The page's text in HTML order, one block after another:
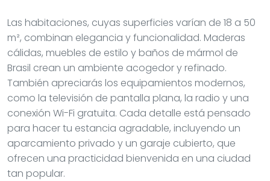
Las habitaciones, cuyas superficies varían de 18 a 50
m², combinan elegancia y funcionalidad. Maderas
cálidas, muebles de estilo y baños de mármol de
Brasil crean un ambiente acogedor y refinado.
También apreciarás los equipamientos modernos,
como la televisión de pantalla plana, la radio y una
conexión Wi-Fi gratuita. Cada detalle está pensado
para hacer tu estancia agradable, incluyendo un
aparcamiento privado y un garaje cubierto, que
ofrecen una practicidad bienvenida en una ciudad
tan popular.